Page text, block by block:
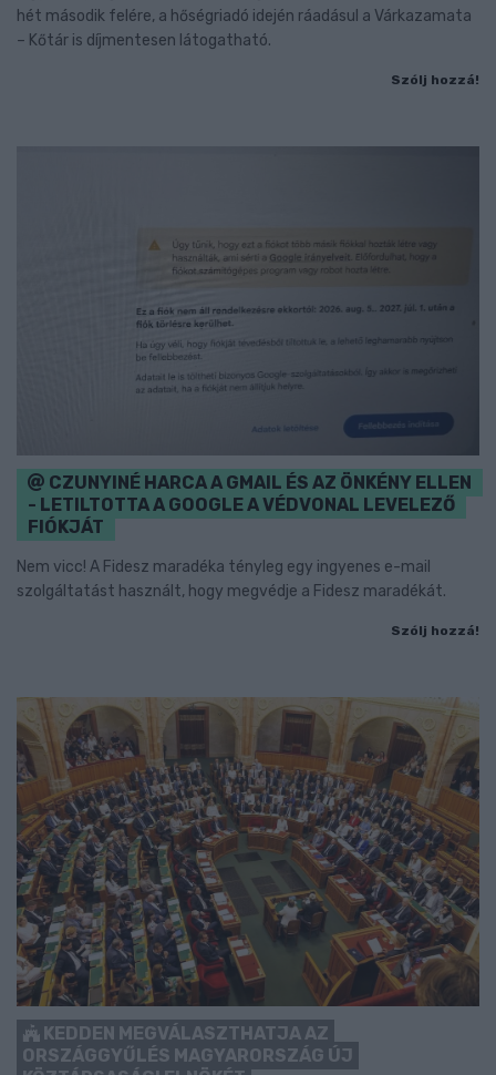
hét második felére, a hőségriadó idején ráadásul a Várkazamata
– Kőtár is díjmentesen látogatható.
Szólj hozzá!
CZUNYINÉ HARCA A GMAIL ÉS AZ ÖNKÉNY ELLEN
- LETILTOTTA A GOOGLE A VÉDVONAL LEVELEZŐ
FIÓKJÁT
Nem vicc! A Fidesz maradéka tényleg egy ingyenes e-mail
szolgáltatást használt, hogy megvédje a Fidesz maradékát.
Szólj hozzá!
KEDDEN MEGVÁLASZTHATJA AZ
ORSZÁGGYŰLÉS MAGYARORSZÁG ÚJ